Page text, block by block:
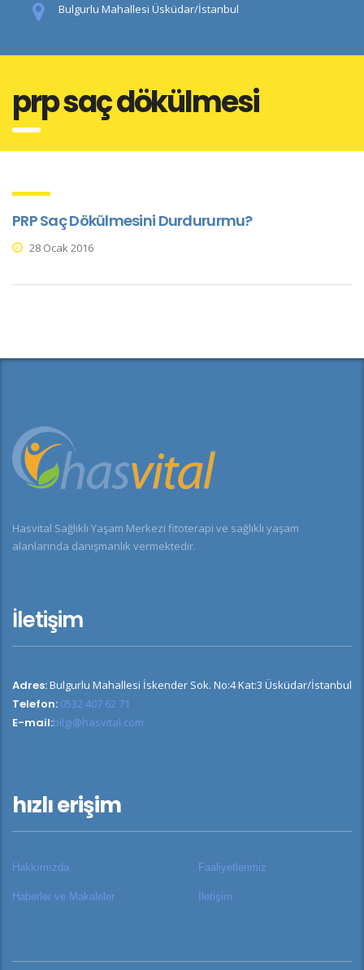
Bulgurlu Mahallesi Üsküdar/İstanbul
prp saç dökülmesi
PRP Saç Dökülmesini Durdururmu?
28 Ocak 2016
Hasvital Sağlıklı Yaşam Merkezi fitoterapi ve sağlıklı yaşam
alanlarında danışmanlık vermektedir.
İletişim
Adres:Bulgurlu Mahallesi İskender Sok. No:4 Kat:3 Üsküdar/İstanbul
Telefon: 0532 407 62 71
E-mail:bilgi@hasvital.com
hızlı erişim
Hakkımızda Faaliyetlerimiz
Haberler ve Makaleler İletişim